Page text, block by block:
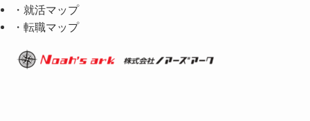
・就活マップ
・転職マップ